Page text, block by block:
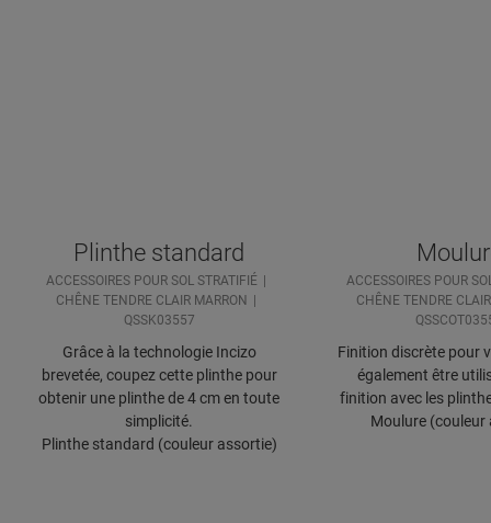
Plinthe standard
ACCESSOIRES POUR SOL STRATIFIÉ
CHÊNE TENDRE CLAIR MARRON
QSSK03557
Grâce à la technologie Incizo
brevetée, coupez cette plinthe pour
obtenir une plinthe de 4 cm en toute
simplicité.
Plinthe standard (couleur assortie)
ACCESSOIRES POUR
CHÊNE TENDRE
Finition discrète pour
également être
finition avec les
Moulure (couleur